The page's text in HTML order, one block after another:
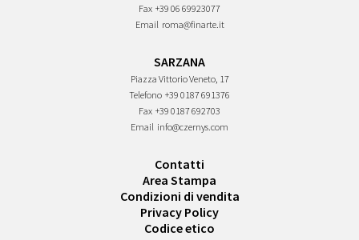
Fax +39 06 69923077
Email roma@finarte.it
SARZANA
Piazza Vittorio Veneto, 17
Telefono +39 0187 691376
Fax +39 0187 692703
Email info@czernys.com
Contatti
Area Stampa
Condizioni di vendita
Privacy Policy
Codice etico